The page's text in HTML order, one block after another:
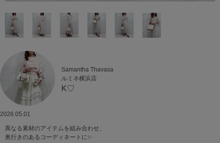
Samantha Thavasa
ルミネ横浜店
K♡
2026.05.01
異なる素材のアイテムを組み合わせ、
奥行きのあるコーディネートに✨